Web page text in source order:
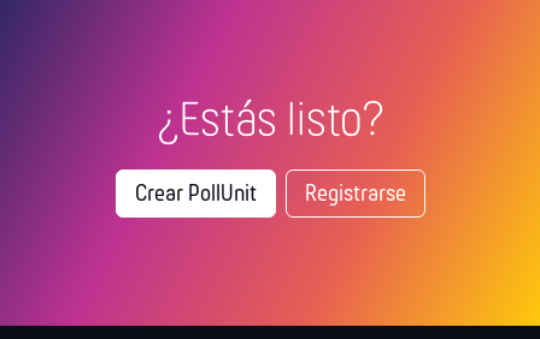
¿Estás listo?
Crear PollUnit Registrarse